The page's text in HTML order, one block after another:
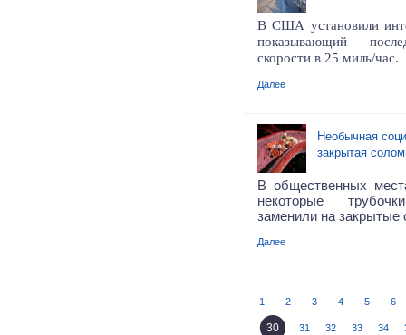
В США установили
показывающий
скорости в 25 миль/час.
Далее
Необычная
закрытая
В общественных
некоторые
заменили на закрытые
Далее
1 2 3 4 5 6
30 31 32 33 34